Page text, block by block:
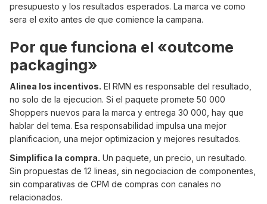
presupuesto y los resultados esperados. La marca ve como
sera el exito antes de que comience la campana.
Por que funciona el «outcome
packaging»
Alinea los incentivos. El RMN es responsable del resultado,
no solo de la ejecucion. Si el paquete promete 50 000
Shoppers nuevos para la marca y entrega 30 000, hay que
hablar del tema. Esa responsabilidad impulsa una mejor
planificacion, una mejor optimizacion y mejores resultados.
Simplifica la compra. Un paquete, un precio, un resultado.
Sin propuestas de 12 lineas, sin negociacion de componentes,
sin comparativas de CPM de compras con canales no
relacionados.